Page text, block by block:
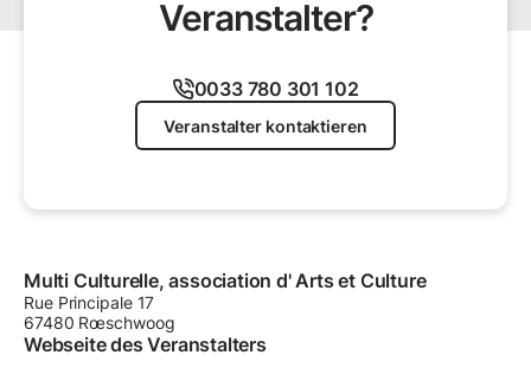
Veranstalter?
0033 780 301 102
Veranstalter kontaktieren
Multi Culturelle, association d' Arts et Culture
Rue Principale 17
67480 Rœschwoog
Webseite des Veranstalters